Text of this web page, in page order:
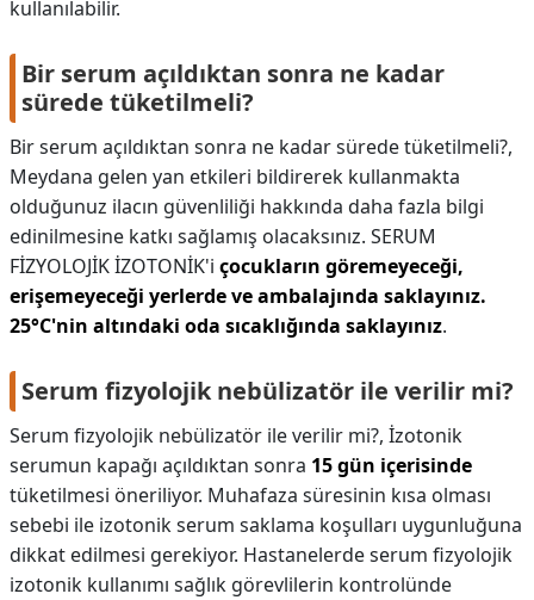
kullanılabilir.
Bir serum açıldıktan sonra ne kadar
sürede tüketilmeli?
Bir serum açıldıktan sonra ne kadar sürede tüketilmeli?,
Meydana gelen yan etkileri bildirerek kullanmakta
olduğunuz ilacın güvenliliği hakkında daha fazla bilgi
edinilmesine katkı sağlamış olacaksınız. SERUM
FİZYOLOJİK İZOTONİK'i çocukların göremeyeceği,
erişemeyeceği yerlerde ve ambalajında saklayınız.
25°C'nin altındaki oda sıcaklığında saklayınız.
Serum fizyolojik nebülizatör ile verilir mi?
Serum fizyolojik nebülizatör ile verilir mi?, İzotonik
serumun kapağı açıldıktan sonra 15 gün içerisinde
tüketilmesi öneriliyor. Muhafaza süresinin kısa olması
sebebi ile izotonik serum saklama koşulları uygunluğuna
dikkat edilmesi gerekiyor. Hastanelerde serum fizyolojik
izotonik kullanımı sağlık görevlilerin kontrolünde